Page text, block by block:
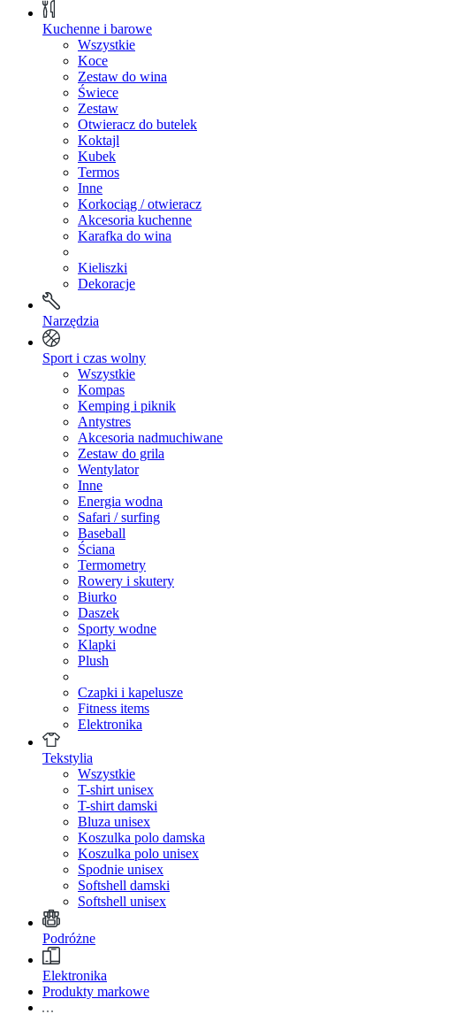
Kuchenne i barowe
Wszystkie
Koce
Zestaw do wina
Świece
Zestaw
Otwieracz do butelek
Koktajl
Kubek
Termos
Inne
Korkociąg / otwieracz
Akcesoria kuchenne
Karafka do wina
Kieliszki
Dekoracje
Narzędzia
Sport i czas wolny
Wszystkie
Kompas
Kemping i piknik
Antystres
Akcesoria nadmuchiwane
Zestaw do grila
Wentylator
Inne
Energia wodna
Safari / surfing
Baseball
Ściana
Termometry
Rowery i skutery
Biurko
Daszek
Sporty wodne
Klapki
Plush
Czapki i kapelusze
Fitness items
Elektronika
Tekstylia
Wszystkie
T-shirt unisex
T-shirt damski
Bluza unisex
Koszulka polo damska
Koszulka polo unisex
Spodnie unisex
Softshell damski
Softshell unisex
Podróżne
Elektronika
Produkty markowe